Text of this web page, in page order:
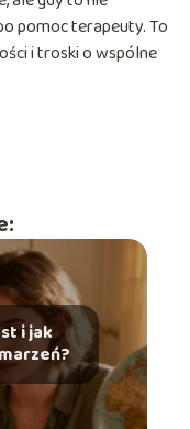
pomoc terapeuty. To
i troski o wspólne
i jak